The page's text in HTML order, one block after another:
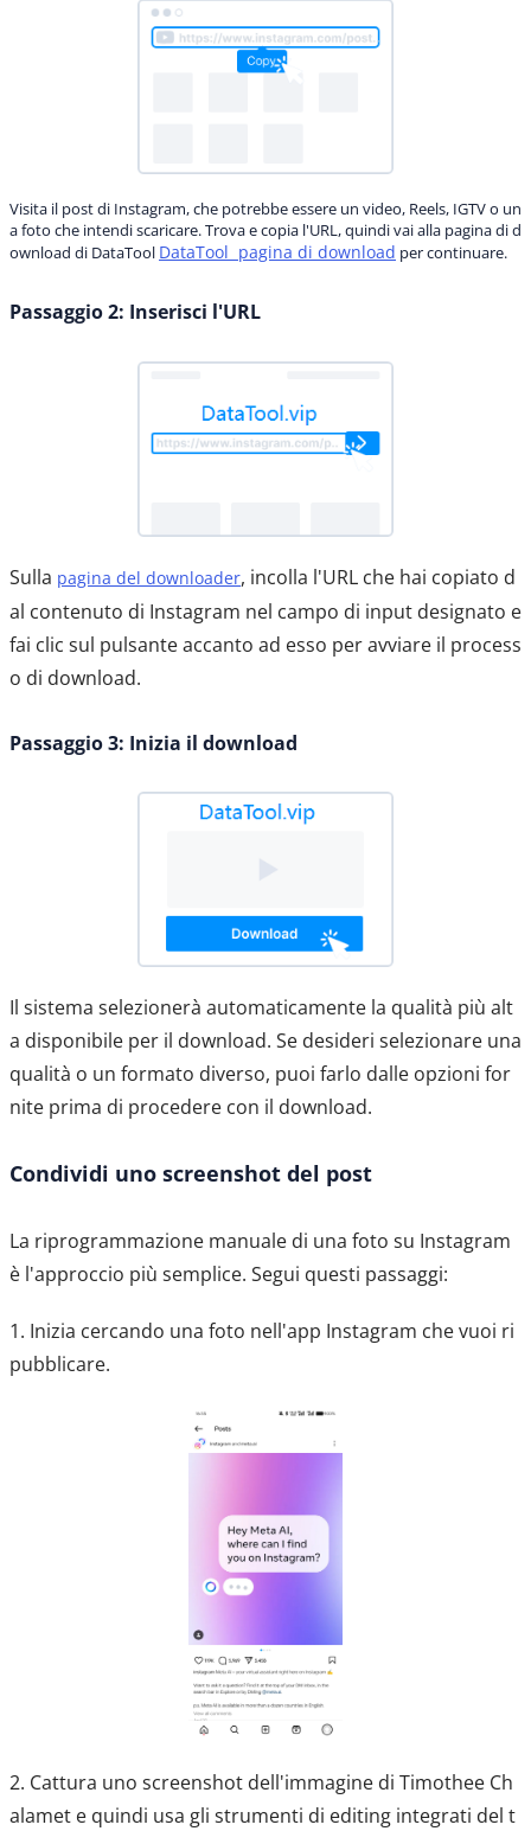
Visita il post di Instagram, che potrebbe essere un video, Reels, IGTV o un
a foto che intendi scaricare. Trova e copia l'URL, quindi vai alla pagina di d
ownload di DataTool DataTool pagina di download per continuare.
Passaggio 2: Inserisci l'URL
Sulla pagina del downloader, incolla l'URL che hai copiato d
al contenuto di Instagram nel campo di input designato e
fai clic sul pulsante accanto ad esso per avviare il process
o di download.
Passaggio 3: Inizia il download
Il sistema selezionerà automaticamente la qualità più alt
a disponibile per il download. Se desideri selezionare una
qualità o un formato diverso, puoi farlo dalle opzioni for
nite prima di procedere con il download.
Condividi uno screenshot del post
La riprogrammazione manuale di una foto su Instagram
è l'approccio più semplice. Segui questi passaggi:
1. Inizia cercando una foto nell'app Instagram che vuoi ri
pubblicare.
2. Cattura uno screenshot dell'immagine di Timothee Ch
alamet e quindi usa gli strumenti di editing integrati del t